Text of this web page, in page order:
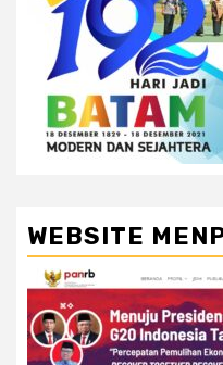
WEBSITE